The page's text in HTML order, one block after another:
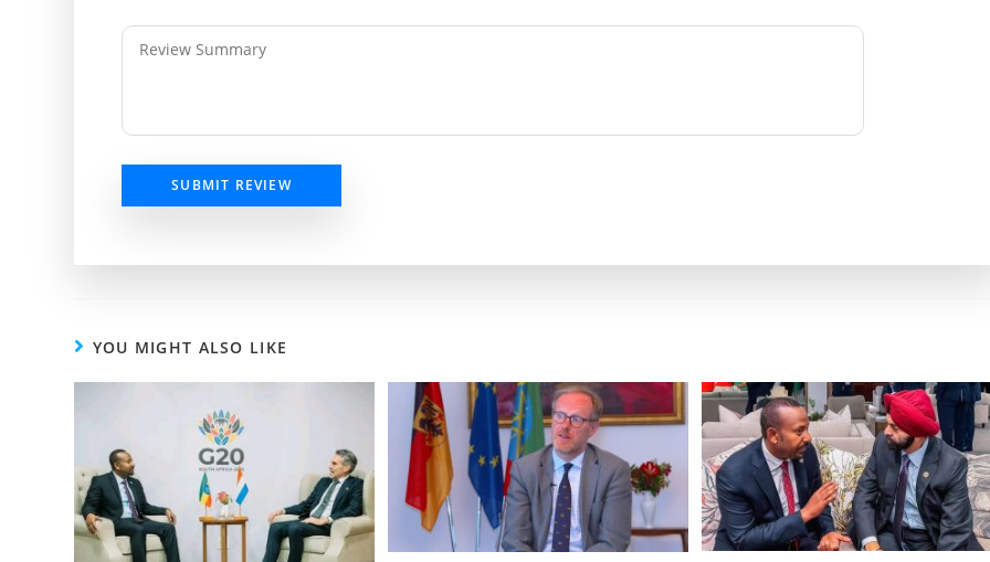
SUBMIT REVIEW
YOU MIGHT ALSO LIKE